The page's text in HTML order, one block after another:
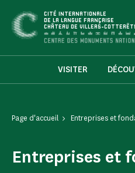
CITÉ INTERNATIONALE
DE LA LANGUE FRANÇAISE
CHÂTEAU DE VILLERS-
VISITER
Page d'accueil Entreprises et
Entreprises et